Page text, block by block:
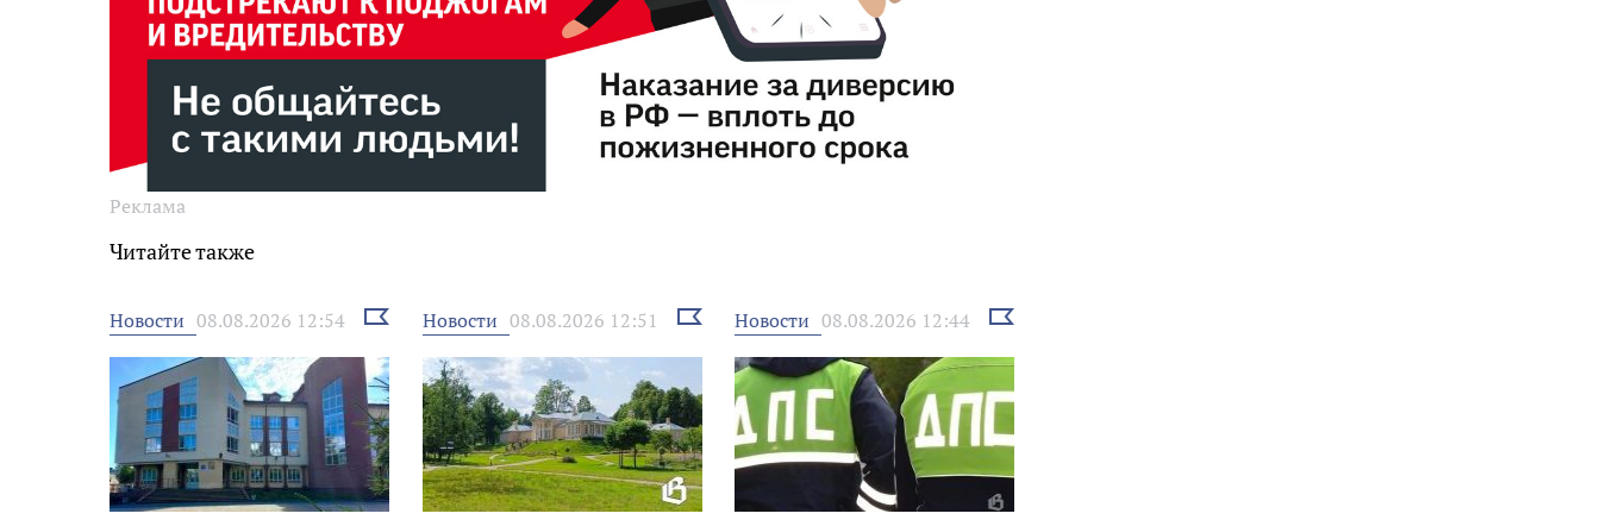
Реклама
Читайте также
Новости 08.08.2026 12:54
Выбрать
новость
Новости 08.08.2026 12:51
Выбрать
новость
Новости 08.08.2026 12:44
Выбрать